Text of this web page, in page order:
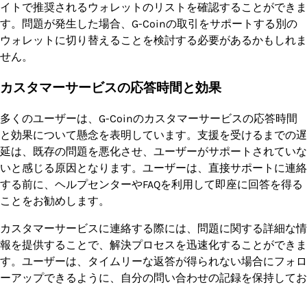
イトで推奨されるウォレットのリストを確認することができま
す。問題が発生した場合、G-Coinの取引をサポートする別の
ウォレットに切り替えることを検討する必要があるかもしれま
せん。
カスタマーサービスの応答時間と効果
多くのユーザーは、G-Coinのカスタマーサービスの応答時間
と効果について懸念を表明しています。支援を受けるまでの遅
延は、既存の問題を悪化させ、ユーザーがサポートされていな
いと感じる原因となります。ユーザーは、直接サポートに連絡
する前に、ヘルプセンターやFAQを利用して即座に回答を得る
ことをお勧めします。
カスタマーサービスに連絡する際には、問題に関する詳細な情
報を提供することで、解決プロセスを迅速化することができま
す。ユーザーは、タイムリーな返答が得られない場合にフォロ
ーアップできるように、自分の問い合わせの記録を保持してお